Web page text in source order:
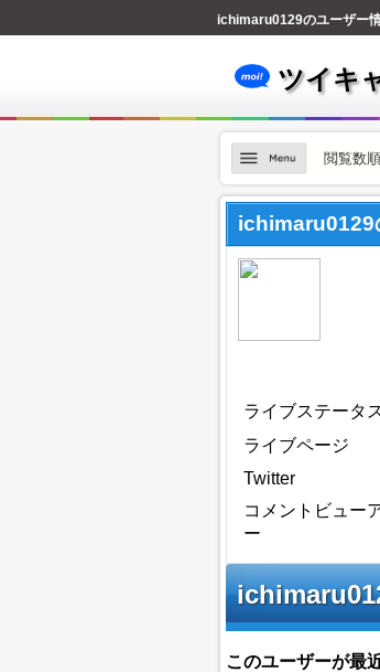
ichimaru0129のユーザー
ツイキ
閲覧数順
ichimaru0129
ライブステータ
ライブページ
Twitter
コメントビュー
ー
このユーザーが最